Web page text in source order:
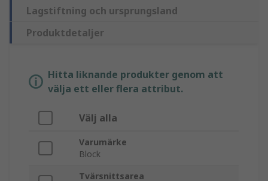
Lagstiftning och ursprungsland
Produktdetaljer
Hitta liknande produkter genom att
välja ett eller flera attribut.
Välj alla
Varumärke
Block
Tvärsnittsarea